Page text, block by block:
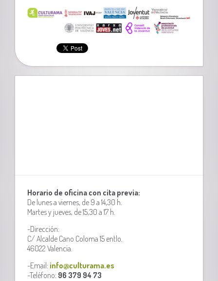
Horario de oficina con cita previa:
De lunes a viernes, de 9 a 14,30 h.
Martes y jueves, de 15,30 a 17 h.
-Dirección:
C/ Alcalde Cano Coloma 15 entlo.
46022 Valencia.
-Email: info@culturama.es
-Teléfono: 96 379 94 73